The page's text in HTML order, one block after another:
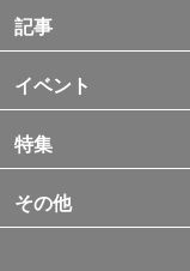
記事
イベント
特集
その他